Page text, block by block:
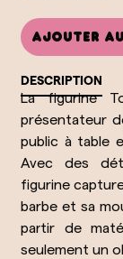
Ajouter au
DESCRIPTION
La figurine
présentateur
public à table
Avec des
figurine
barbe et sa
partir de
seulement un